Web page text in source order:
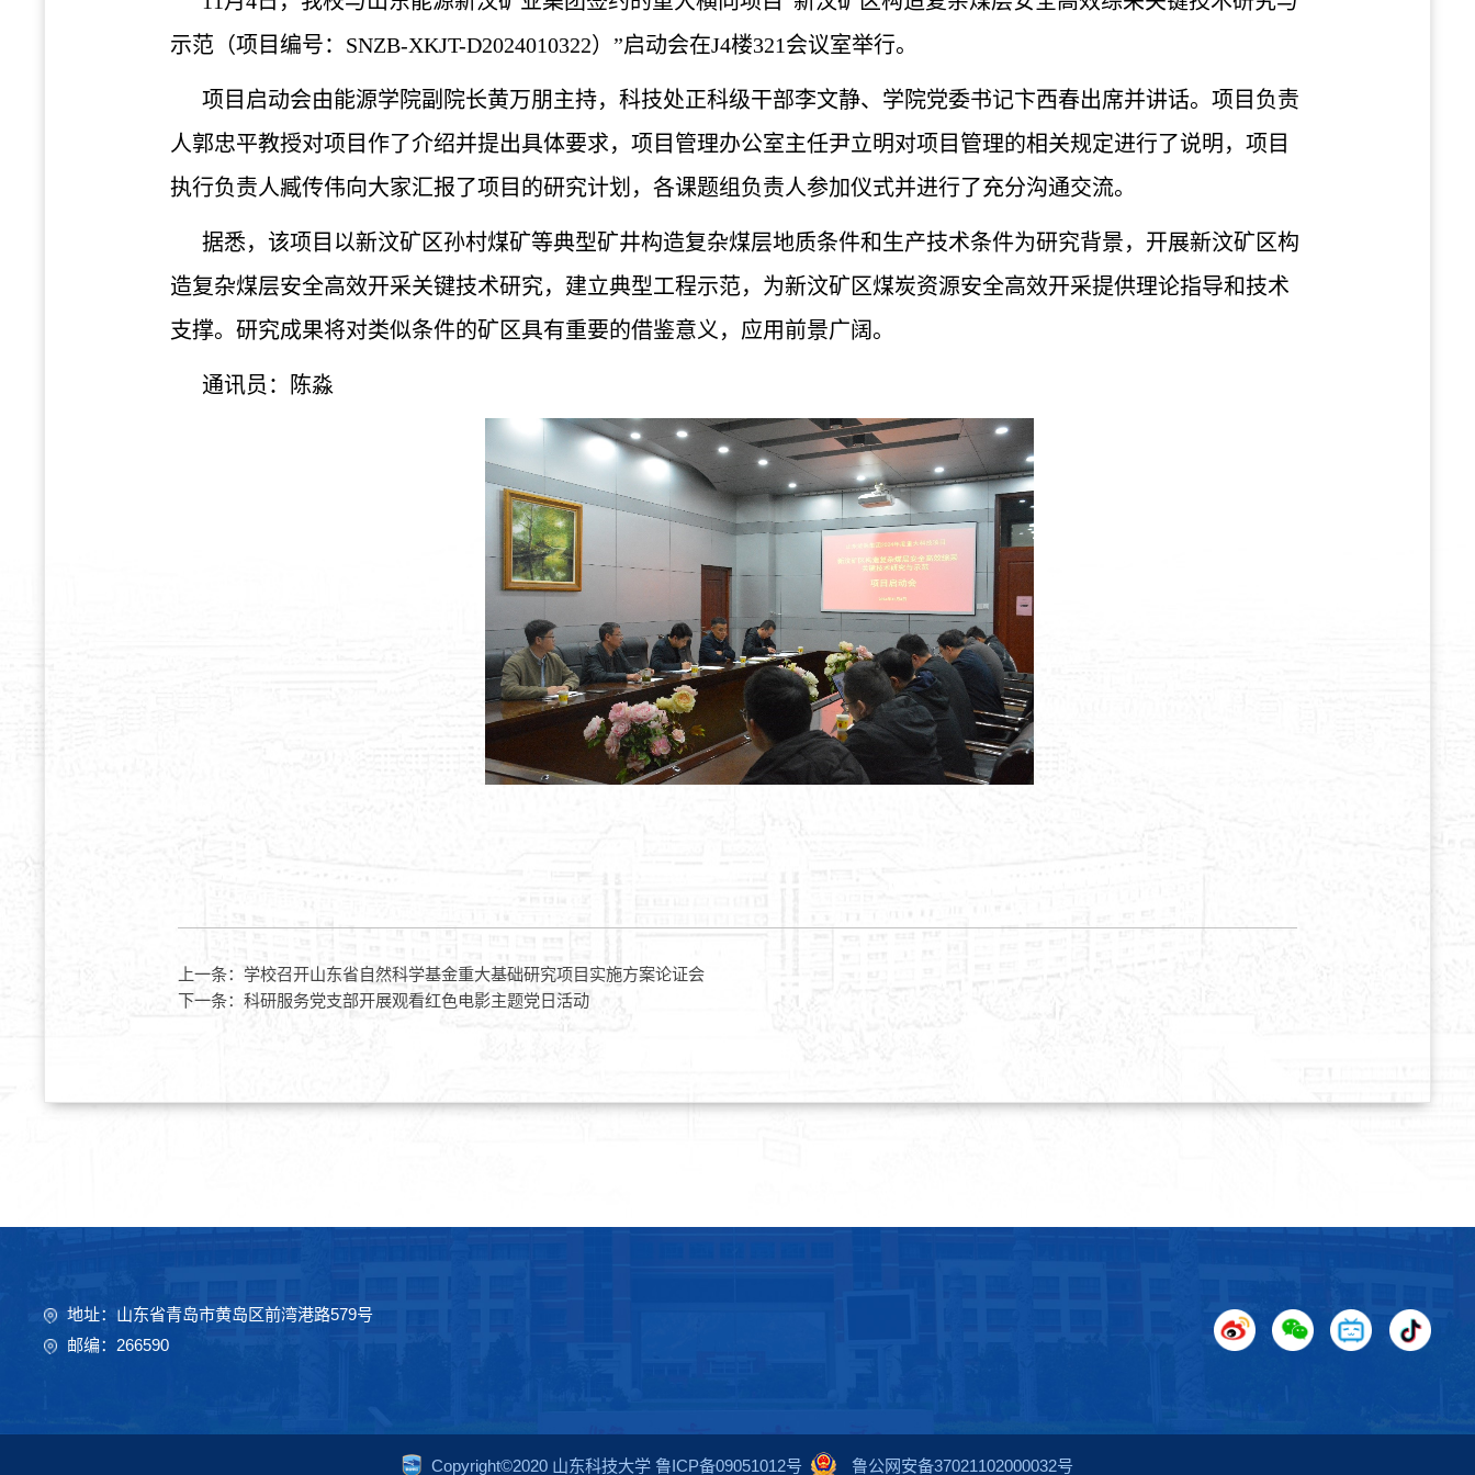
示范（项目编号： SNZB-XKJT-D2024010322）”启动会在J4楼321会议室举行。
项目启动会由能源学院副院长黄万朋主持，科技处正科级干部李文静、学院党委书记卞西春出席并讲话。项目负责
人郭忠平教授对项目作了介绍并提出具体要求，项目管理办公室主任尹立明对项目管理的相关规定进行了说明，项目
执行负责人臧传伟向大家汇报了项目的研究计划，各课题组负责人参加仪式并进行了充分沟通交流。
据悉，该项目以新汶矿区孙村煤矿等典型矿井构造复杂煤层地质条件和生产技术条件为研究背景，开展新汶矿区构
造复杂煤层安全高效开采关键技术研究，建立典型工程示范，为新汶矿区煤炭资源安全高效开采提供理论指导和技术
支撑。研究成果将对类似条件的矿区具有重要的借鉴意义，应用前景广阔。
通讯员：陈淼
上一条： 学校召开山东省自然科学基金重大基础研究项目实施方案论证会
下一条： 科研服务党支部开展观看红色电影主题党日活动
地址：山东省青岛市黄岛区前湾港路579号
邮编：266590
Copyright©2020 山东科技大学 鲁ICP备09051012号 鲁公网安备37021102000032号